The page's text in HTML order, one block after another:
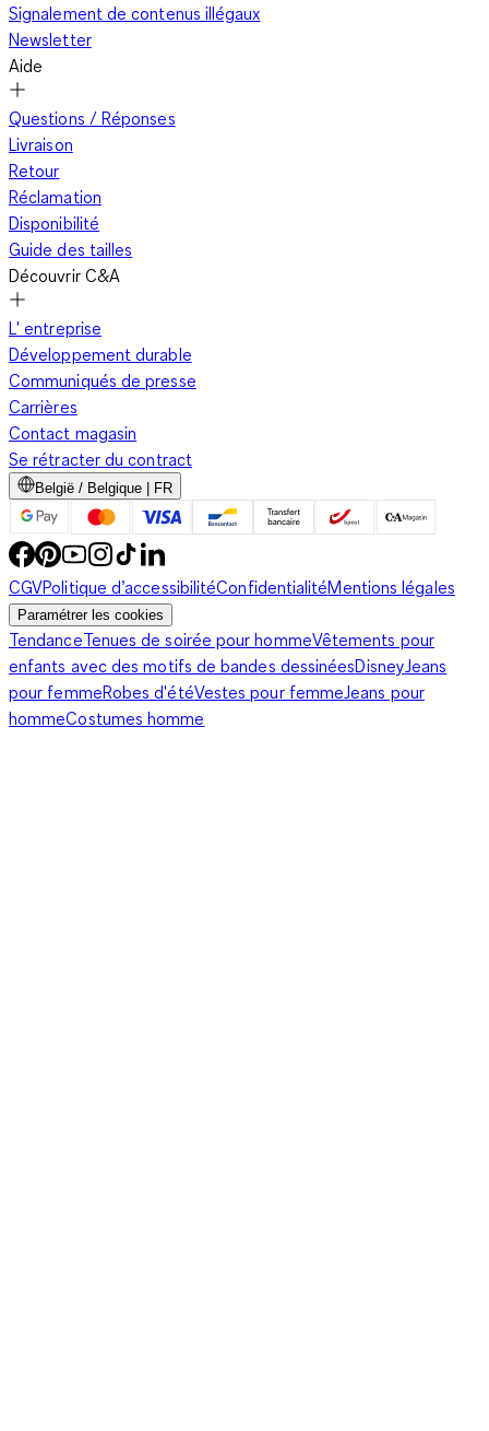
Signalement de contenus illégaux
Newsletter
Aide
Questions / Réponses
Livraison
Retour
Réclamation
Disponibilité
Guide des tailles
Découvrir C&A
L' entreprise
Développement durable
Communiqués de presse
Carrières
Contact magasin
Se rétracter du contract
België / Belgique | FR
CGVPolitique d’accessibilitéConfidentialitéMentions légales
Paramétrer les cookies
TendanceTenues de soirée pour hommeVêtements pour
enfants avec des motifs de bandes dessinéesDisneyJeans
pour femmeRobes d'étéVestes pour femmeJeans pour
hommeCostumes homme